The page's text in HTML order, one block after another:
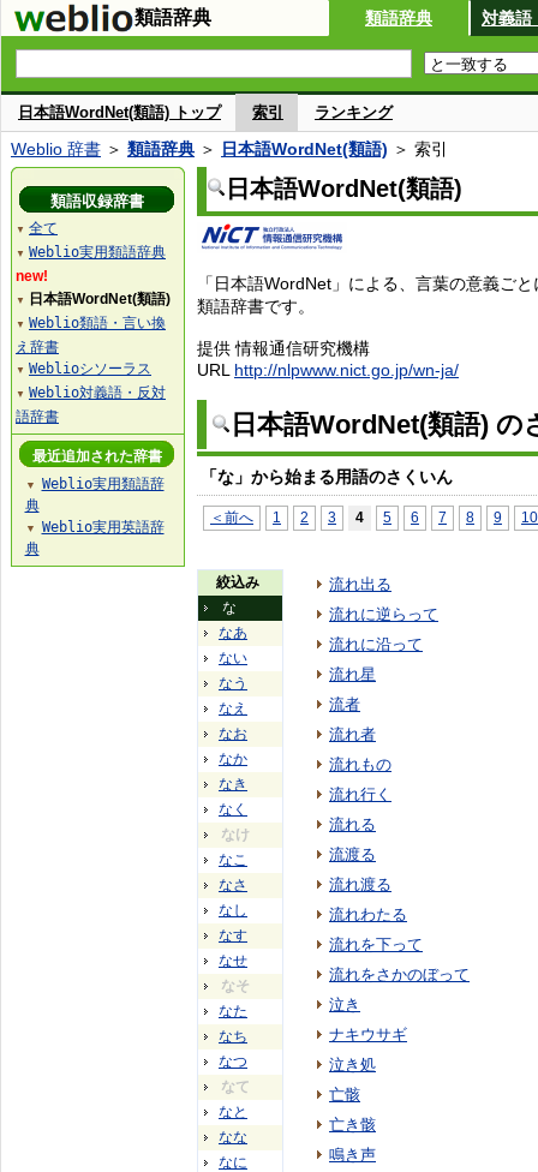
類語辞典 類語辞典 対義語
日本語WordNet(類語) トップ 索引 ランキング
Weblio 辞書 ＞ 類語辞典 ＞ 日本語WordNet(類語) ＞ 索引
日本語WordNet(類語)
「日本語WordNet」による、言葉の意義ご
類語辞書です。
提供 情報通信研究機構
URL http://nlpwww.nict.go.jp/wn-ja/
日本語WordNet(類語) の
「な」から始まる用語のさくいん
＜前へ 1 2 3 4 5 6 7 8 9 10
絞込み
な
なあ
ない
なう
なえ
なお
なか
なき
なく
なけ
なこ
なさ
なし
なす
なせ
なそ
なた
なち
なつ
なて
なと
なな
なに
流れ出る
流れに逆らって
流れに沿って
流れ星
流者
流れ者
流れもの
流れ行く
流れる
流渡る
流れ渡る
流れわたる
流れを下って
流れをさかのぼって
泣き
ナキウサギ
泣き処
亡骸
亡き骸
鳴き声
類語収録辞書
▼ 全て
▼ Weblio実用類語辞典
new!
▼ 日本語WordNet(類語)
▼ Weblio類語・言い換
え辞書
▼ Weblioシソーラス
▼ Weblio対義語・反対
語辞書
最近追加された辞書
▼
Weblio実用類語辞
典
▼
Weblio実用英語辞
典